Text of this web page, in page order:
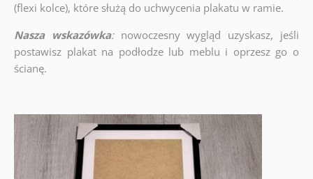
(flexi kolce), które służą do uchwycenia plakatu w ramie.
Nasza wskazówka:nowoczesny wygląd uzyskasz, jeśli
postawisz plakat na podłodze lub meblu i oprzesz go o
ścianę.